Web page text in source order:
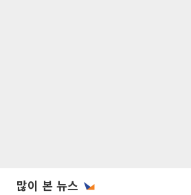
많이 본 뉴스